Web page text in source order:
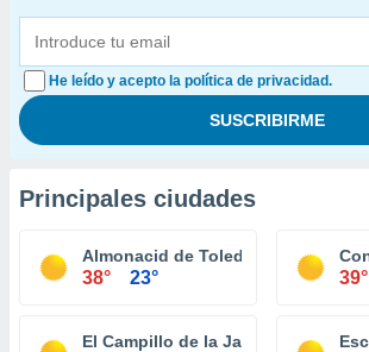
He leído y acepto la política de privacidad.
Principales ciudades
Almonacid de Toledo
38° 23° 39°
El Campillo de la Jara